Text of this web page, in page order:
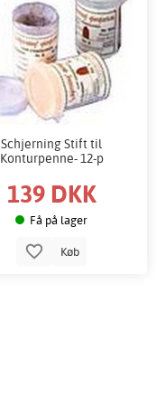
Schjerning Stift til
Konturpenne- 12-p
139 DKK
Få på lager
Køb